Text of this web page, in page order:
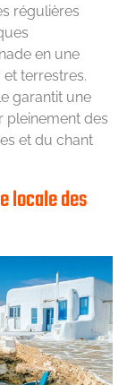
régulières
en une
terrestres.
garantit une
pleinement des
et du chant
locale des